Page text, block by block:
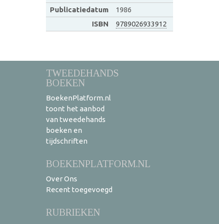
Publicatiedatum
1986
ISBN
9789026933912
TWEEDEHANDS
BOEKEN
BoekenPlatform.nl
toont het aanbod
van tweedehands
boeken en
tijdschriften
BOEKENPLATFORM.NL
Over Ons
Recent toegevoegd
RUBRIEKEN